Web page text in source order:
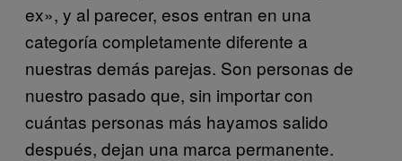
ex», y al parecer, esos entran en una
categoría completamente diferente a
nuestras demás parejas. Son personas de
nuestro pasado que, sin importar con
cuántas personas más hayamos salido
después, dejan una marca permanente.